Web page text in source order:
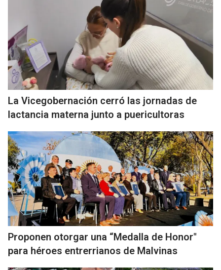
La Vicegobernación cerró las jornadas de
lactancia materna junto a puericultoras
Proponen otorgar una “Medalla de Honor"
para héroes entrerrianos de Malvinas